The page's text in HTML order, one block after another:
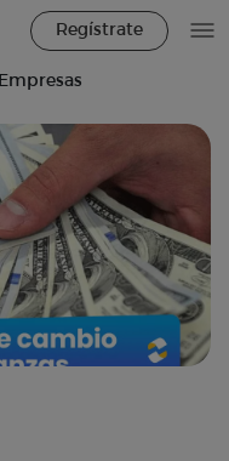
Regístrate
Empresas